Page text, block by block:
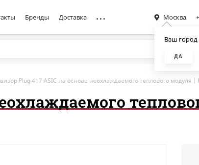
Бренды Доставка Москва
Ваш город
Plug 417 ASIC на основе неохлаждаемого теплового модуля